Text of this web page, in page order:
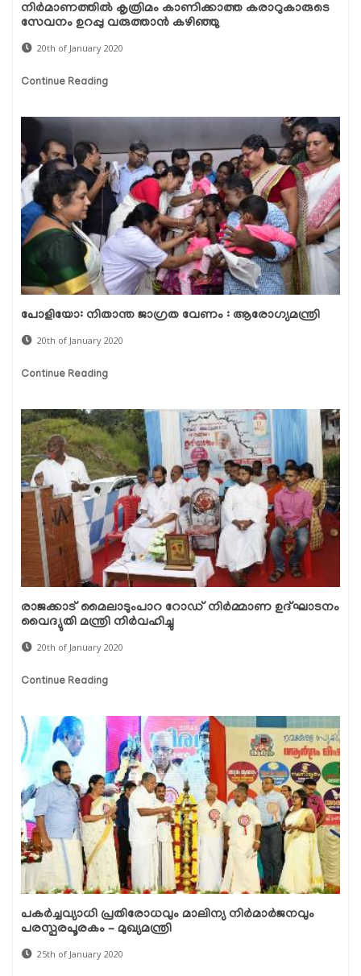
നിര്‍മാണത്തില്‍ കൃത്രിമം കാണിക്കാത്ത കരാറുകാരുടെ
സേവനം ഉറപ്പു വരുത്താന്‍ കഴിഞ്ഞു
20th of January 2020
Continue Reading
പോളിയോ: നിതാന്ത ജാഗ്രത വേണം : ആരോഗ്യമന്ത്രി
20th of January 2020
Continue Reading
രാജക്കാട് മൈലാടുംപാറ റോഡ് നിര്‍മ്മാണ ഉദ്ഘാടനം
വൈദ്യുതി മന്ത്രി നിര്‍വഹിച്ചു
20th of January 2020
Continue Reading
പകര്‍ച്ചവ്യാധി പ്രതിരോധവും മാലിന്യ നിര്‍മാര്‍ജനവും
പരസ്പരപൂരകം – മുഖ്യമന്ത്രി
25th of January 2020